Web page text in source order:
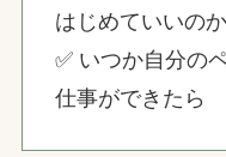
はじめていいの
✅ いつか自分の
仕事ができたら